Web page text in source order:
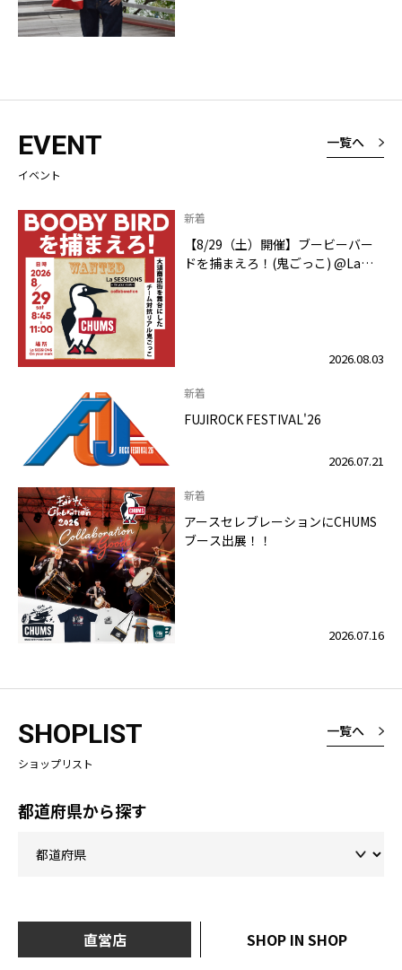
EVENT
イベント
一覧へ
新着
【8/29（土）開催】ブービーバー
ドを捕まえろ！(鬼ごっこ) @La
2026.08.03
新着
FUJIROCK FESTIVAL'26
2026.07.21
新着
アースセレブレーションにCHUMS
ブース出展！！
2026.07.16
SHOPLIST
ショップリスト
一覧へ
都道府県から探す
直営店 SHOP IN SHOP